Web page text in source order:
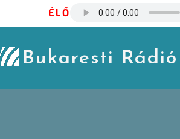
ÉLŐ
Bukaresti Rádió